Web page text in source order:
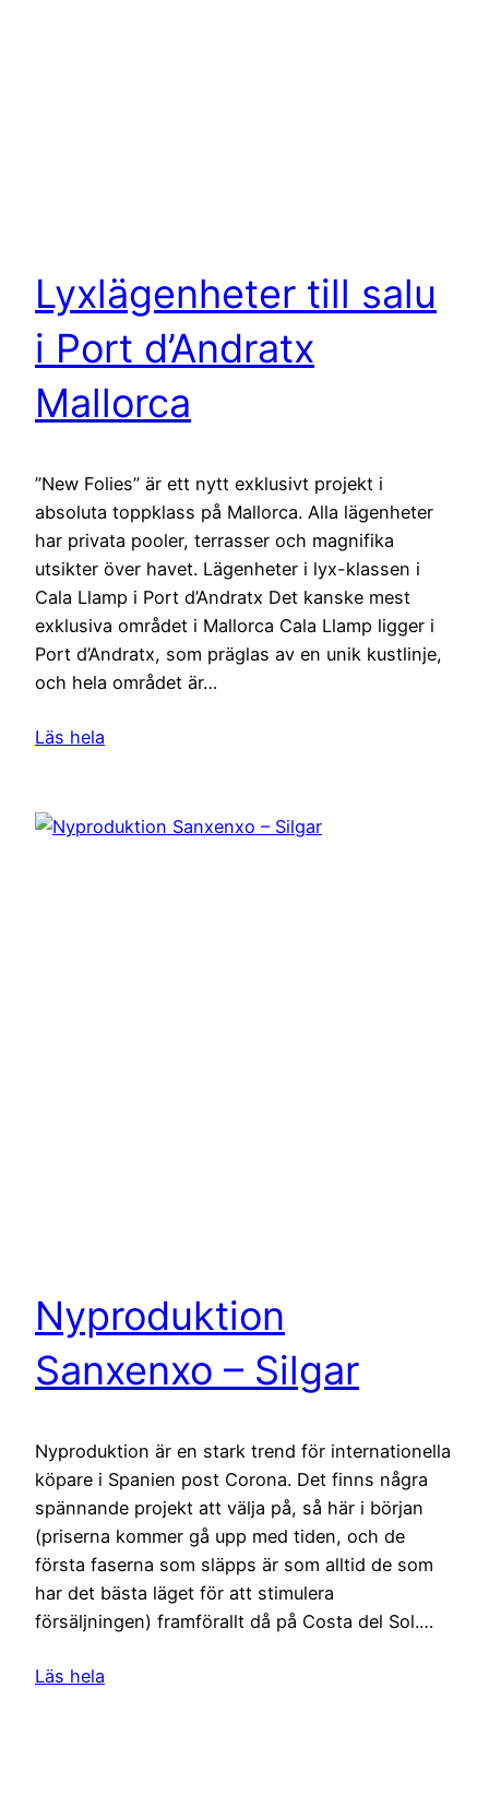
Lyxlägenheter till salu
i Port d’Andratx
Mallorca
”New Folies” är ett nytt exklusivt projekt i
absoluta toppklass på Mallorca. Alla lägenheter
har privata pooler, terrasser och magnifika
utsikter över havet. Lägenheter i lyx-klassen i
Cala Llamp i Port d’Andratx Det kanske mest
exklusiva området i Mallorca Cala Llamp ligger i
Port d’Andratx, som präglas av en unik kustlinje,
och hela området är…
Läs hela
Nyproduktion
Sanxenxo – Silgar
Nyproduktion är en stark trend för internationella
köpare i Spanien post Corona. Det finns några
spännande projekt att välja på, så här i början
(priserna kommer gå upp med tiden, och de
första faserna som släpps är som alltid de som
har det bästa läget för att stimulera
försäljningen) framförallt då på Costa del Sol.…
Läs hela